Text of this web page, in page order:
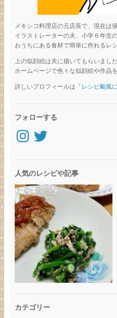
メキシコ料理店の元店長で、現在は
イラストレーターの夫、小学６年生
おうちにある食材で簡単に作れるレ
上の似顔絵は夫に描いてもらいました
ホームページで色々な似顔絵や作品
詳しいプロフィールは「レシピ颱風
フォローする
Instagram
Twitter
人気のレシピや記事
カテゴリー